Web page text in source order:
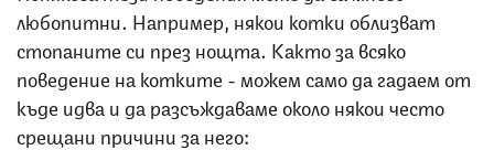
любопитни. Например, някои котки облизват
стопаните си през нощта. Както за всяко
поведение на котките - можем само да гадаем от
къде идва и да разсъждаваме около някои често
срещани причини за него: